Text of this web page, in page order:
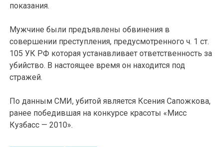
показания.
Мужчине были предъявлены обвинения в
совершении преступления, предусмотренного ч. 1 ст.
105 УК РФ которая устанавливает ответственность за
убийство. В настоящее время он находится под
стражей.
По данным СМИ, убитой является Ксения Сапожкова,
ранее победившая на конкурсе красоты «Мисс
Кузбасс — 2010».